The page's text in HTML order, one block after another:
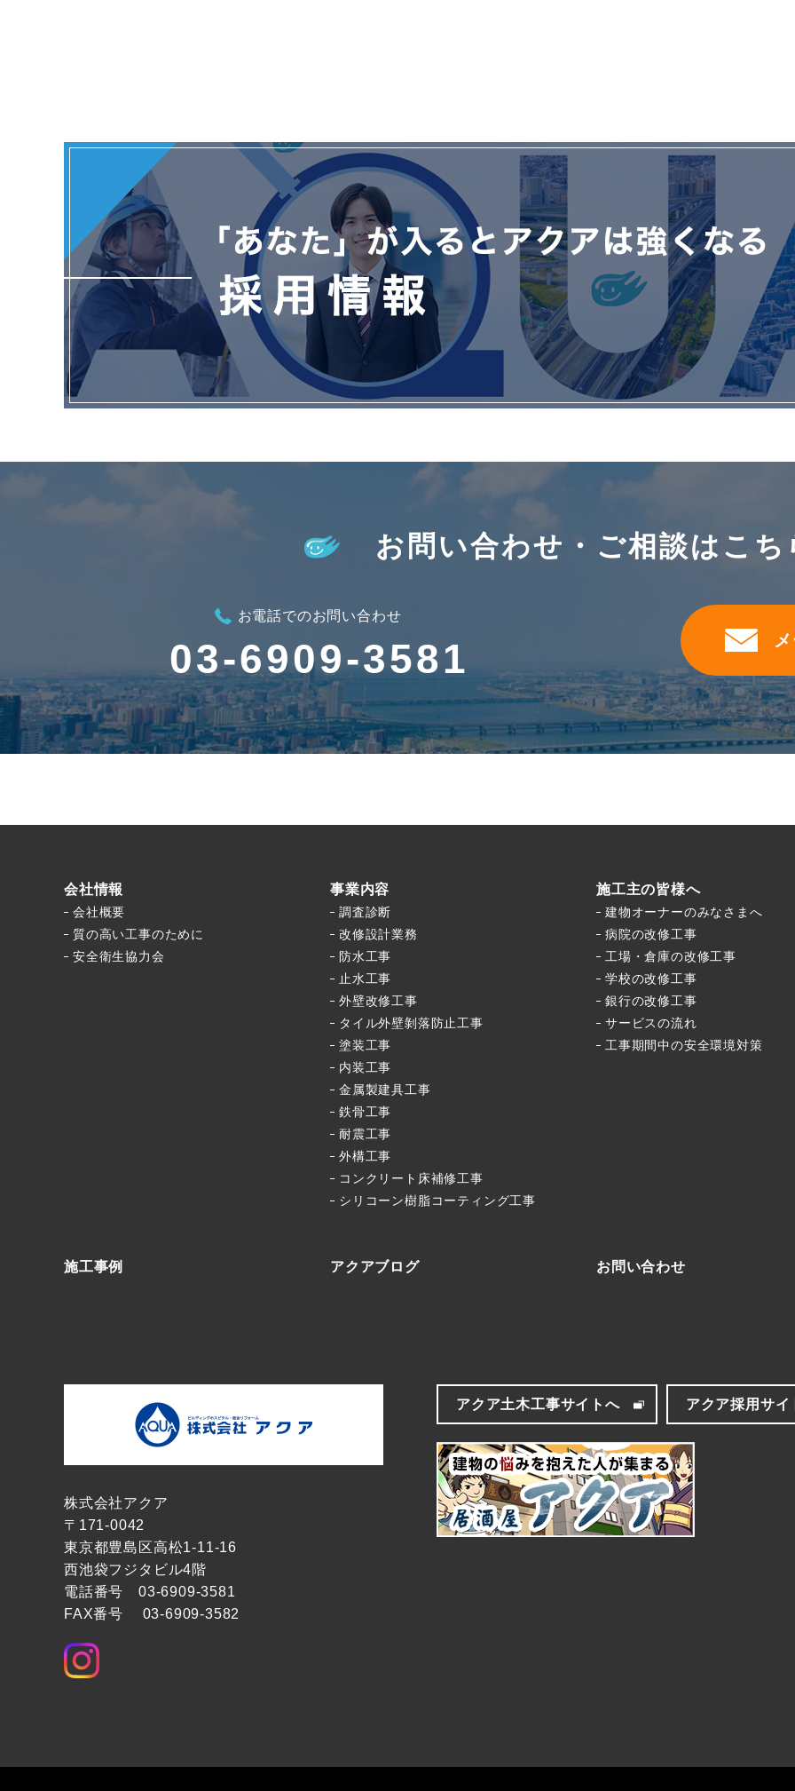
お問い合わせ・ご相談はこち
お電話でのお問い合わせ
03-6909-3581
会社情報
会社概要
質の高い工事のために
安全衛生協力会
事業内容
調査診断
改修設計業務
防水工事
止水工事
外壁改修工事
タイル外壁剝落防止工事
塗装工事
内装工事
金属製建具工事
鉄骨工事
耐震工事
外構工事
コンクリート床補修工事
シリコーン樹脂コーティング工事
施工主の皆様へ
建物オーナーのみなさまへ
病院の改修工事
工場・倉庫の改修工事
学校の改修工事
銀行の改修工事
サービスの流れ
工事期間中の安全環境対策
施工事例 アクアブログ お問い合わせ
株式会社アクア
〒171-0042
東京都豊島区高松1-11-16
西池袋フジタビル4階
電話番号 03-6909-3581
FAX番号 03-6909-3582
アクア土木工事サイトへ アクア採用サイ